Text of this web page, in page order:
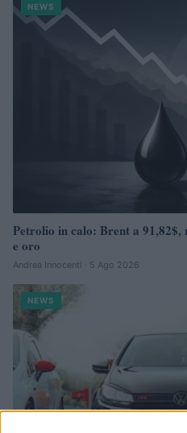
NEWS
Petrolio in calo: Brent a
e oro
Andrea Innocenti · 5 Ago 2026
NEWS